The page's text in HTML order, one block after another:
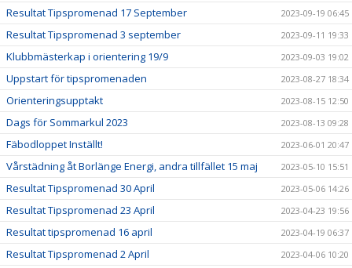
Resultat Tipspromenad 17 September 2023-09-19 06:45
Resultat Tipspromenad 3 september 2023-09-11 19:33
Klubbmästerkap i orientering 19/9 2023-09-03 19:02
Uppstart för tipspromenaden 2023-08-27 18:34
Orienteringsupptakt 2023-08-15 12:50
Dags för Sommarkul 2023 2023-08-13 09:28
Fäbodloppet Inställt! 2023-06-01 20:47
Vårstädning åt Borlänge Energi, andra tillfället 15 maj 2023-05-10 15:51
Resultat Tipspromenad 30 April 2023-05-06 14:26
Resultat Tipspromenad 23 April 2023-04-23 19:56
Resultat tipspromenad 16 april 2023-04-19 06:37
Resultat Tipspromenad 2 April 2023-04-06 10:20